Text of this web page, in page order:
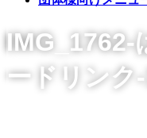
IMG_1762-
ードリンク